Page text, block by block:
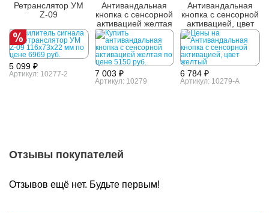
Ретранслятор УМ
Z-09
5 099 ₽
Артикул: 10277-2
Антивандальная
кнопка с сенсорной
активацией желтая
7 003 ₽
Артикул: 10279
Антивандальная
кнопка с сенсорной
активацией, цвет
желтый
6 784 ₽
Артикул: 10279-A
Отзывы покупателей
Отзывов ещё нет. Будьте первым!